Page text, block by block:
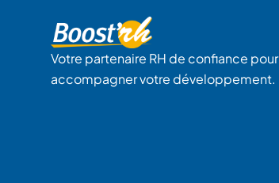
Votre partenaire RH de confiance pour
accompagner votre développement.